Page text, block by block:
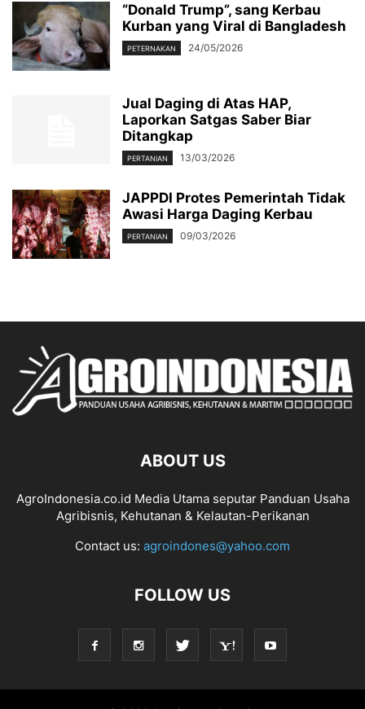
“Donald Trump”, sang Kerbau
Kurban yang Viral di Bangladesh
PETERNAKAN 24/05/2026
Jual Daging di Atas HAP,
Laporkan Satgas Saber Biar
Ditangkap
PERTANIAN 13/03/2026
JAPPDI Protes Pemerintah Tidak
Awasi Harga Daging Kerbau
PERTANIAN 09/03/2026
ABOUT US
AgroIndonesia.co.id Media Utama seputar Panduan Usaha
Agribisnis, Kehutanan & Kelautan-Perikanan
Contact us: agroindones@yahoo.com
FOLLOW US